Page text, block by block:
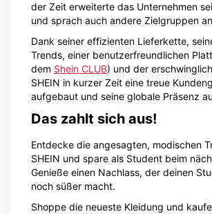
der Zeit erweiterte das Unternehmen
und sprach auch andere Zielgruppen
Dank seiner effizienten Lieferkette,
Trends, einer benutzerfreundlichen
dem Shein CLUB) und der
SHEIN in kurzer Zeit eine treue
aufgebaut und seine globale Präsenz
Das zahlt sich aus!
Entdecke die angesagten, modischen
SHEIN und spare als Student beim
Genieße einen Nachlass, der deinen
noch süßer macht.
Shoppe die neueste Kleidung und